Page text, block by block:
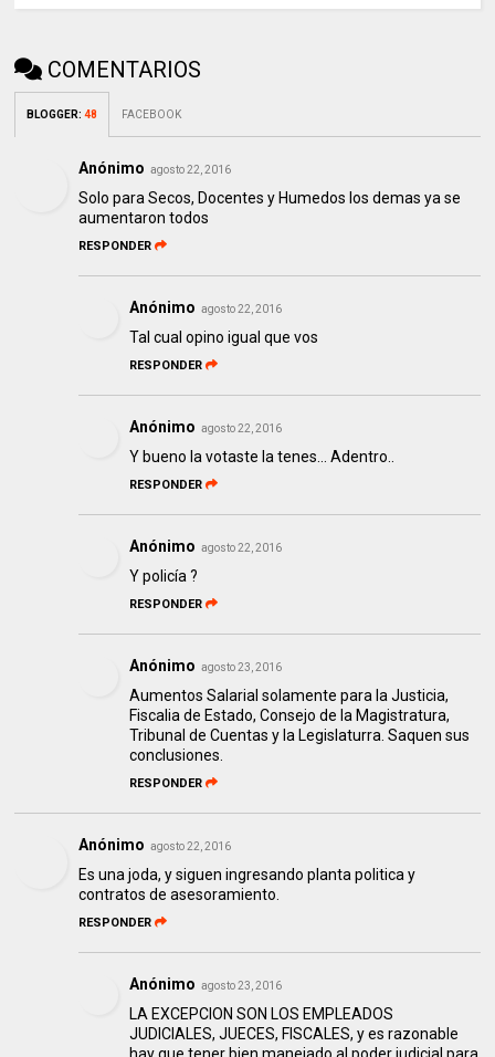
COMENTARIOS
BLOGGER:48 FACEBOOK
Anónimo agosto 22, 2016
Solo para Secos, Docentes y Humedos los demas ya se
aumentaron todos
RESPONDER
Anónimo agosto 22, 2016
Tal cual opino igual que vos
RESPONDER
Anónimo agosto 22, 2016
Y bueno la votaste la tenes... Adentro..
RESPONDER
Anónimo agosto 22, 2016
Y policía ?
RESPONDER
Anónimo agosto 23, 2016
Aumentos Salarial solamente para la Justicia,
Fiscalia de Estado, Consejo de la Magistratura,
Tribunal de Cuentas y la Legislaturra. Saquen sus
conclusiones.
RESPONDER
Anónimo agosto 22, 2016
Es una joda, y siguen ingresando planta politica y
contratos de asesoramiento.
RESPONDER
Anónimo agosto 23, 2016
LA EXCEPCION SON LOS EMPLEADOS
JUDICIALES, JUECES, FISCALES, y es razonable